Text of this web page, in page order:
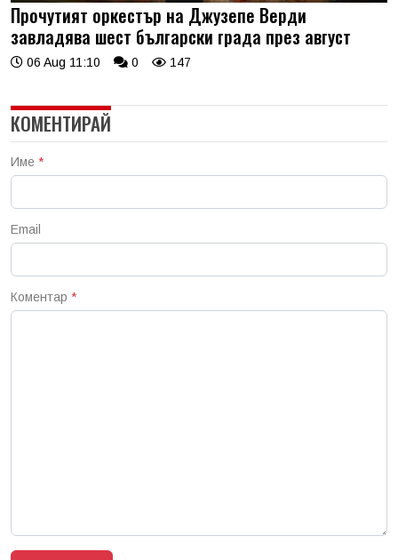
Прочутият оркестър на Джузепе Верди
завладява шест български града през август
06 Aug 11:10 0 147
КОМЕНТИРАЙ
Име *
Email
Коментар *